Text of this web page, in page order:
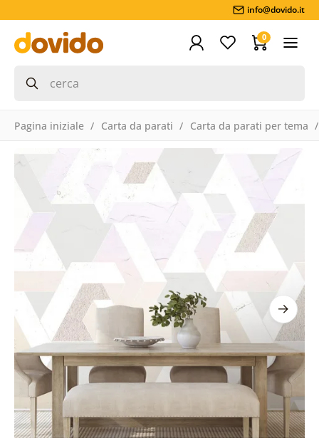
info@dovido.it
0
Pagina iniziale Carta da parati Carta da parati per tema